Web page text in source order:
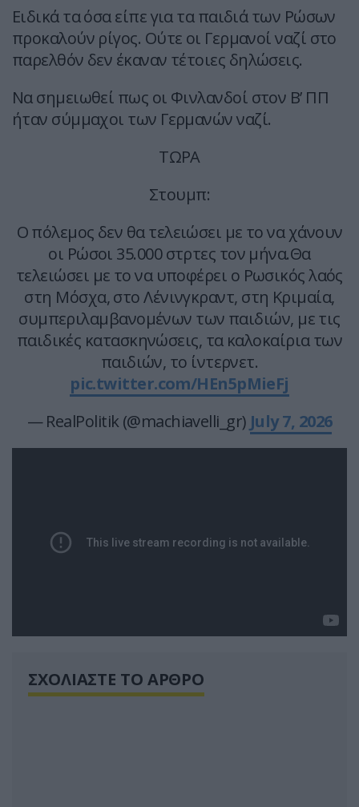
Ειδικά τα όσα είπε για τα παιδιά των Ρώσων
προκαλούν ρίγος. Ούτε οι Γερμανοί ναζί στο
παρελθόν δεν έκαναν τέτοιες δηλώσεις.
Να σημειωθεί πως οι Φινλανδοί στον Β’ ΠΠ
ήταν σύμμαχοι των Γερμανών ναζί.
ΤΩΡΑ
Στουμπ:
Ο πόλεμος δεν θα τελειώσει με το να χάνουν
οι Ρώσοι 35.000 στρτες τον μήνα.Θα
τελειώσει με το να υποφέρει ο Ρωσικός λαός
στη Μόσχα, στο Λένινγκραντ, στη Κριμαία,
συμπεριλαμβανομένων των παιδιών, με τις
παιδικές κατασκηνώσεις, τα καλοκαίρια των
παιδιών, το ίντερνετ.
pic.twitter.com/HEn5pMieFj
— RealPolitik (@machiavelli_gr) July 7, 2026
ΣΧΟΛΙΑΣΤΕ ΤΟ ΑΡΘΡΟ